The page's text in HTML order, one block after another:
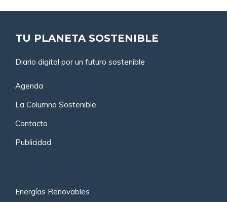
TU PLANETA SOSTENIBLE
Diario digital por un futuro sostenible
Agenda
La Columna Sostenible
Contacto
Publicidad
Energías Renovables